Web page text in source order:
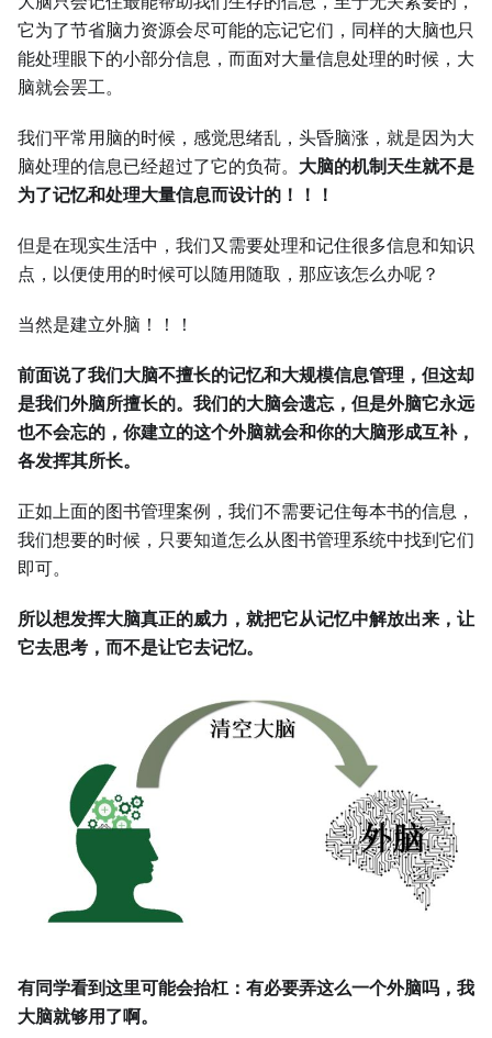
它为了节省脑力资源会尽可能的忘记它们，同样的大脑也只
能处理眼下的小部分信息，而面对大量信息处理的时候，大
脑就会罢工。
我们平常用脑的时候，感觉思绪乱，头昏脑涨，就是因为大
脑处理的信息已经超过了它的负荷。 大脑的机制天生就不是
为了记忆和处理大量信息而设计的！！！
但是在现实生活中，我们又需要处理和记住很多信息和知识
点，以便使用的时候可以随用随取，那应该怎么办呢？
当然是建立外脑！！！
前面说了我们大脑不擅长的记忆和大规模信息管理，但这却
是我们外脑所擅长的。我们的大脑会遗忘，但是外脑它永远
也不会忘的，你建立的这个外脑就会和你的大脑形成互补，
各发挥其所长。
正如上面的图书管理案例，我们不需要记住每本书的信息，
我们想要的时候，只要知道怎么从图书管理系统中找到它们
即可。
所以想发挥大脑真正的威力，就把它从记忆中解放出来，让
它去思考，而不是让它去记忆。
有同学看到这里可能会抬杠：有必要弄这么一个外脑吗，我
大脑就够用了啊。